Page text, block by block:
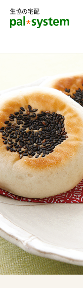
生協の宅配